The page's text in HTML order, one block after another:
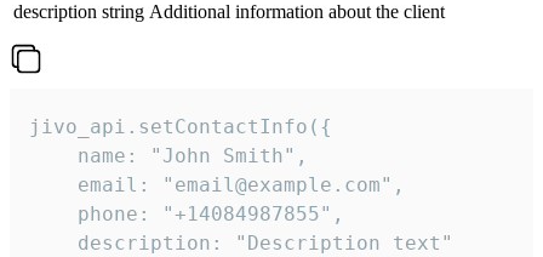
description string Additional information about the client
jivo_api.setContactInfo({
    name: "John Smith",
    email: "email@example.com",
    phone: "+14084987855",
    description: "Description text"